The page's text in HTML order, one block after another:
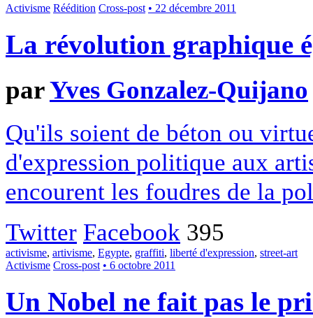
Activisme Réédition Cross-post • 22 décembre 2011
La révolution graphique
parYves Gonzalez-Quijano
Qu'ils soient de béton ou
d'expression politique aux
encourent les foudres de la
Twitter Facebook 395
activisme, artivisme, Egypte, graffiti, liberté d'expression, street-art
Activisme Cross-post • 6 octobre 2011
Un Nobel ne fait pas le